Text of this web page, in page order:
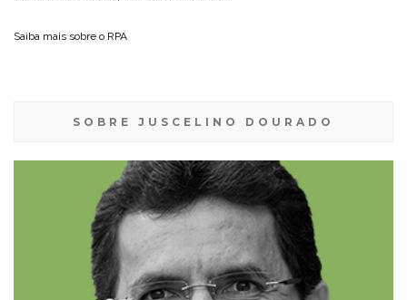
Saiba mais sobre o RPA
SOBRE JUSCELINO DOURADO